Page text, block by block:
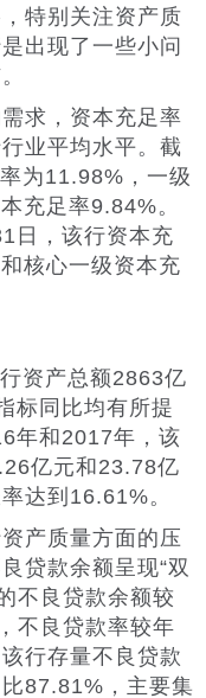
特别关注资产质
出现了一些小问
求，资本充足率
业平均水平。截
为11.98%，一级
充足率9.84%。
日，该行资本充
核心一级资本充
资产总额2863亿
标同比均有所提
年和2017年，该
亿元和23.78亿
达到16.61%。
产质量方面的压
贷款余额呈现“双
不良贷款余额较
不良贷款率较年
行存量不良贷款
87.81%，主要集